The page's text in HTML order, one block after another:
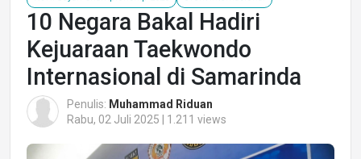
10 Negara Bakal Hadiri
Kejuaraan Taekwondo
Internasional di Samarinda
Penulis: Muhammad Riduan
Rabu, 02 Juli 2025 | 1.211 views